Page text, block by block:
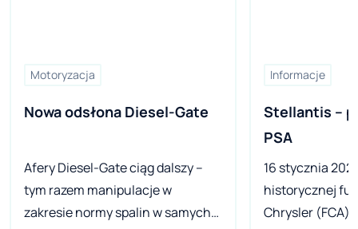
Motoryzacja
Nowa odsłona Diesel-Gate
Afery Diesel-Gate ciąg dalszy –
tym razem manipulacje w
zakresie normy spalin w samych
Informacje
Stellantis –
PSA
16 stycznia
historycznej
Chrysler (FCA)